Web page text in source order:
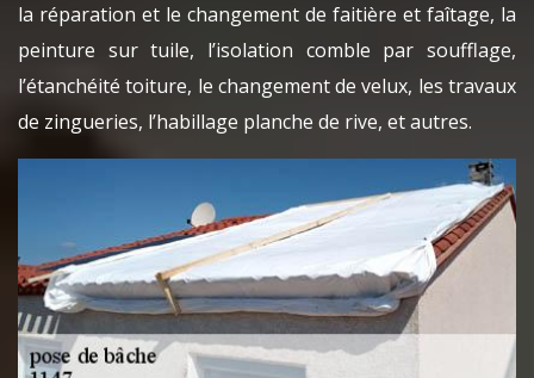
la réparation et le changement de faitière et faîtage, la
peinture sur tuile, l’isolation comble par soufflage,
l’étanchéité toiture, le changement de velux, les travaux
de zingueries, l’habillage planche de rive, et autres.